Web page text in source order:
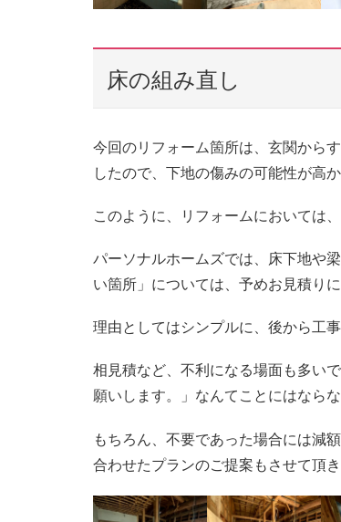
床の組み直し
今回のリフォーム箇所は、玄関から
したので、下地の傷みの可能性が高
このように、リフォームにおいては
パーソナルホームズでは、床下地や
い箇所」については、予めお見積り
理由としてはシンプルに、後から工
相見積など、不利になる場面も多い
願いします。」なんてことにはなら
もちろん、不要であった場合には減
合わせたプランのご提案もさせて頂き